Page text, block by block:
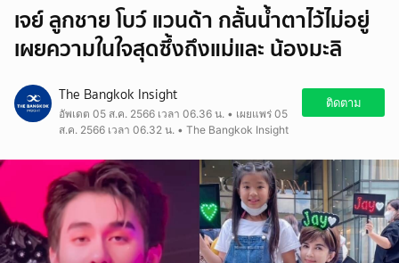
เจย์ ลูกชาย โบว์ แวนด้า กลั้นน้ำตาไว้ไม่อยู่
เผยความในใจสุดซึ้งถึงแม่และ น้องมะลิ
The Bangkok Insight
อัพเดต 05 ส.ค. 2566 เวลา 06.36 น. • เผยแพร่ 05
ส.ค. 2566 เวลา 06.32 น. • The Bangkok Insight
ติดตาม